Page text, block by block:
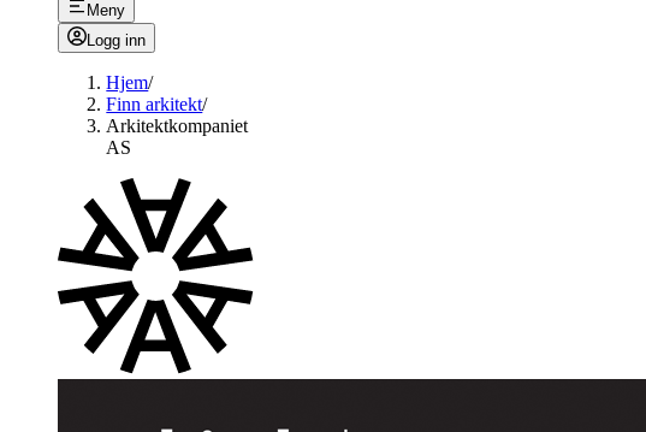
Meny
Logg inn
Hjem/
Finn arkitekt/
Arkitektkompaniet
AS